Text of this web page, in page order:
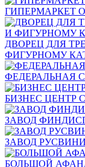
ГИПЕРМАРКЕТ
ДВОРЕЦ ДЛЯ
ФИГУРНОМУ
ФЕДЕРАЛЬНАЯ
БИЗНЕС ЦЕНТР
ЗАВОД
ЗАВОД
БОЛЬШОЙ